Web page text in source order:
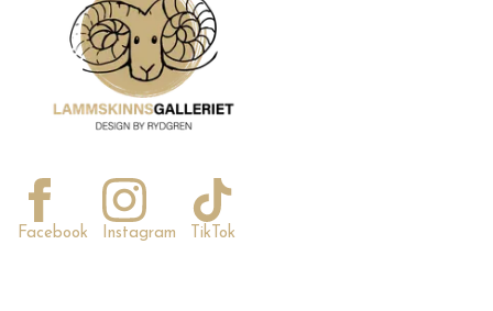
Facebook Instagram TikTok